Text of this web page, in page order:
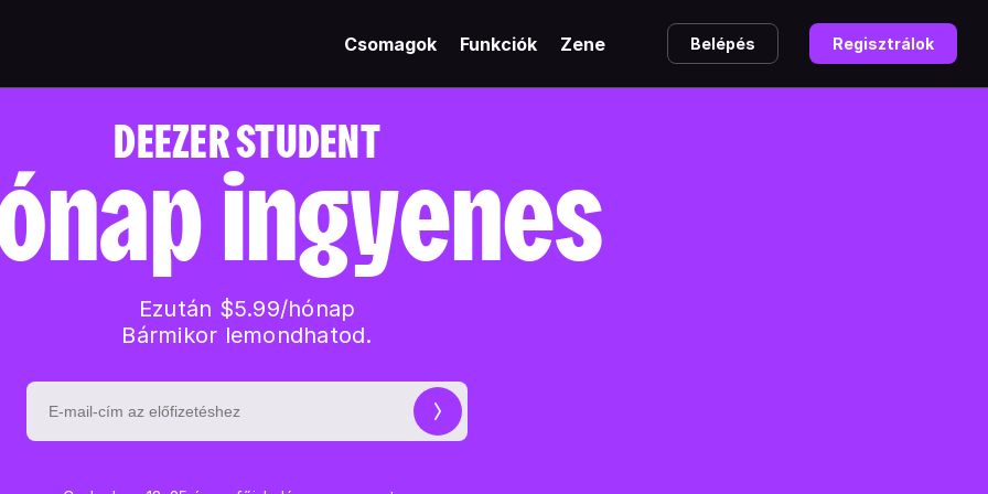
Csomagok Funkciók Zene Belépés Regisztrálok
DEEZER STUDENT
ingyenes
Ezután $5.99/hónap
Bármikor lemondhatod.